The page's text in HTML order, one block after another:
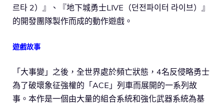
르타 2）』、『地下城勇士LIVE（던전파이터 라이브）』
的開發團隊製作而成的動作遊戲。
遊戲故事
「大事變」之後，全世界處於頻亡狀態，4名反侵略勇士
為了破壞象征強權的「ACE」列車而展開的一系列故
事。本作是一個由大量的組合系統和強化武器系統為基